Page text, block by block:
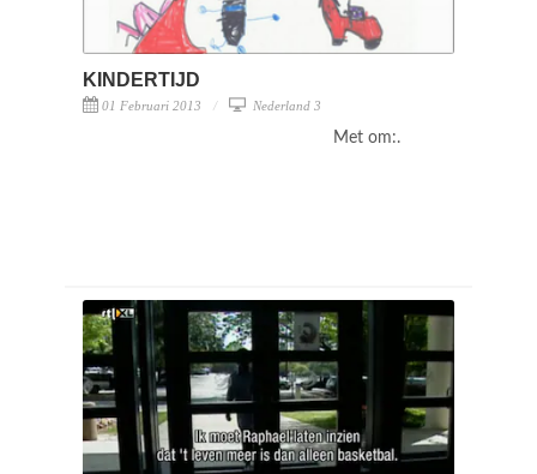
KINDERTIJD
01 Februari 2013 Nederland 3
Met om:.